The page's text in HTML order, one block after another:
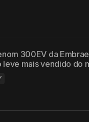
300EV da
leve mais vendido do